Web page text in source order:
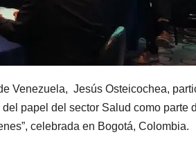
Venezuela, Jesús Osteicochea,
papel del sector Salud como parte
celebrada en Bogotá, Colombia.